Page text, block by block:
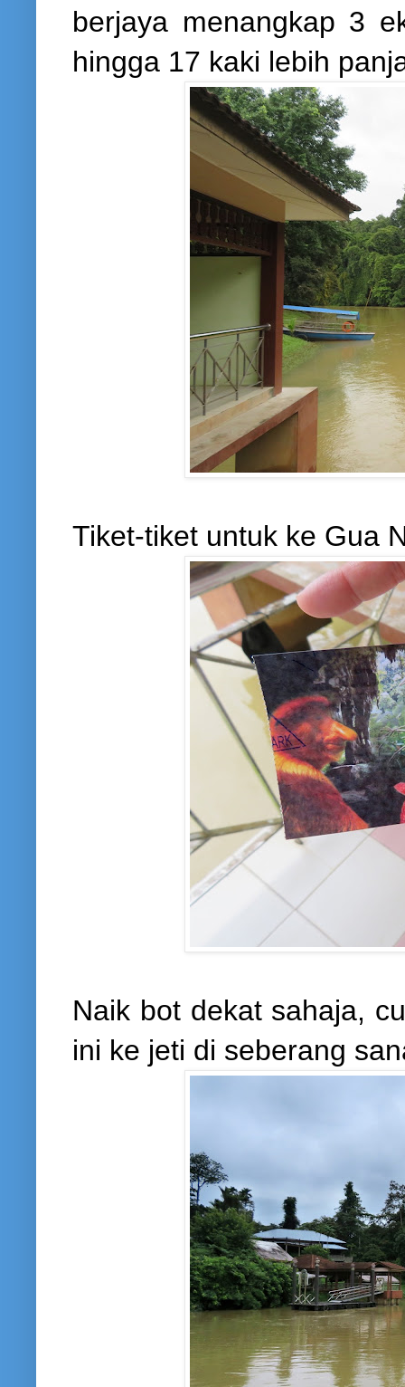
berjaya menangkap 3
hingga 17 kaki lebih
Tiket-tiket untuk ke Gua
Naik bot dekat sahaja,
ini ke jeti di seberang